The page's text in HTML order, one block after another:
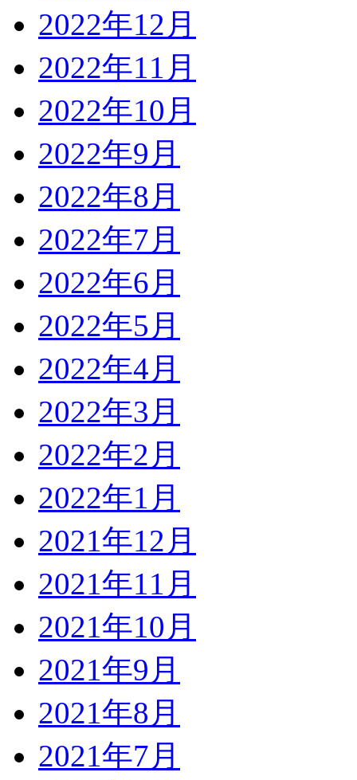
2022年12月
2022年11月
2022年10月
2022年9月
2022年8月
2022年7月
2022年6月
2022年5月
2022年4月
2022年3月
2022年2月
2022年1月
2021年12月
2021年11月
2021年10月
2021年9月
2021年8月
2021年7月